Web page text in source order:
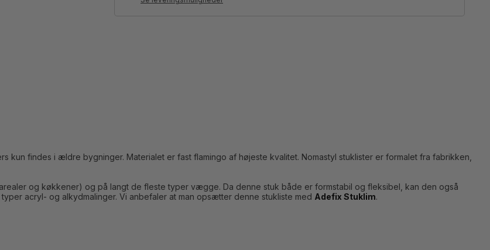
kun findes i ældre bygninger. Materialet er fast flamingo af højeste kvalitet. Nomastyl stuklister er formalet fra fabrikken,
og køkkener) og på langt de fleste typer vægge. Da denne stuk både er formstabil og fleksibel, kan den også
acryl- og alkydmalinger. Vi anbefaler at man opsætter denne stukliste med Adefix Stuklim.